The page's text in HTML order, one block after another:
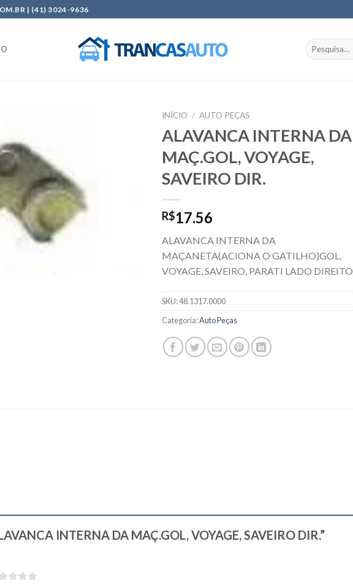
| (41) 3024-9636
Pesquisar
por:
INÍCIO / AUTO PEÇAS
ALAVANCA INTERNA DA
MAÇ.GOL, VOYAGE,
SAVEIRO DIR.
R$17.56
ALAVANCA INTERNA DA
MAÇANETA(ACIONA O GATILHO)GOL,
VOYAGE, SAVEIRO, PARATI LADO DIREITO
SKU:48.1317.0000
Categoria:Auto Peças
INTERNA DA MAÇ.GOL, VOYAGE, SAVEIRO DIR.”